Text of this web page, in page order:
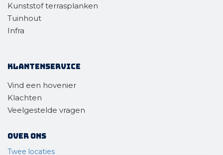
Kunststof terrasplanken
Tuinhout
Infra
Klantenservice
Vind een hovenier
Klachten
Veelgestelde vragen
Over ons
Twee locaties